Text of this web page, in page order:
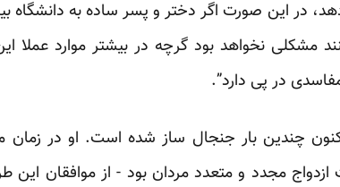
در این صورت اگر دختر و پسر ساده به دانشگاه
مشکلی نخواهد بود گرچه در بیشتر موارد عملا
در پی دارد”.
تاکنون چندین بار جنجال ساز شده است. او در
مجدد و متعدد مردان بود - از موافقان این